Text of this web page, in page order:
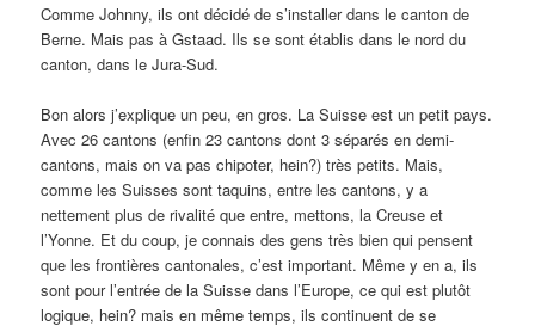
Comme Johnny, ils ont décidé de s’installer dans le canton de
Berne. Mais pas à Gstaad. Ils se sont établis dans le nord du
canton, dans le Jura-Sud.
Bon alors j’explique un peu, en gros. La Suisse est un petit pays.
Avec 26 cantons (enfin 23 cantons dont 3 séparés en demi-
cantons, mais on va pas chipoter, hein?) très petits. Mais,
comme les Suisses sont taquins, entre les cantons, y a
nettement plus de rivalité que entre, mettons, la Creuse et
l’Yonne. Et du coup, je connais des gens très bien qui pensent
que les frontières cantonales, c’est important. Même y en a, ils
sont pour l’entrée de la Suisse dans l’Europe, ce qui est plutôt
logique, hein? mais en même temps, ils continuent de se